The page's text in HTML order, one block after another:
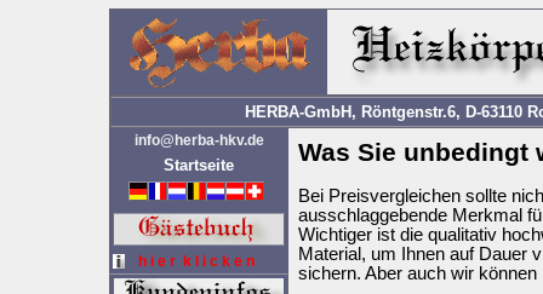
HERBA-GmbH, Röntgenstr.6, D-63110
info@herba-hkv.de
Startseite
h i e r k l i c k e n
Was Sie unbedingt
Bei Preisvergleichen sollte
ausschlaggebende Merkmal
Wichtiger ist die qualitativ
Material, um Ihnen auf Dauer
sichern. Aber auch wir